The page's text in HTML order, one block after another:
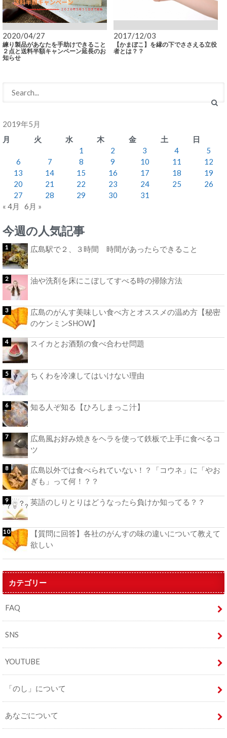
2020/04/27
練り製品があなたを手助けできること
２点と送料半額キャンペーン延長のお
知らせ
2017/12/03
【かまぼこ】を縁の下でささえる立役
者とは？？
2019年5月
月
火 水 木 金 土
日
1
2 3 4
5
6
7 8 9 10 11
12
13
14 15 16 17 18
19
20
21 22 23 24 25
26
27
28 29 30
31
« 4月
6月 »
今週の人気記事
広島駅で２、３時間 時間があったらできること
油や洗剤を床にこぼしてすべる時の掃除方法
広島のがんす美味しい食べ方とオススメの温め方【秘密
のケンミンSHOW】
スイカとお酒類の食べ合わせ問題
ちくわを冷凍してはいけない理由
知る人ぞ知る【ひろしまっこ汁】
広島風お好み焼きをヘラを使って鉄板で上手に食べるコ
ツ
広島以外では食べられていない！？「コウネ」に「やお
ぎも」って何！？？
英語のしりとりはどうなったら負けか知ってる？？
【質問に回答】各社のがんすの味の違いについて教えて
欲しい
カテゴリー
FAQ
SNS
YOUTUBE
「のし」について
あなごについて